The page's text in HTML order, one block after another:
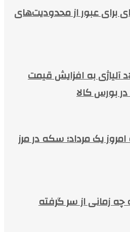
برای عبور از محدودیت‌های
آلیاژی به افزایش قیمت
بورس کالا
یک مرداد؛ سکه در مرز
چه زمانی از سر گرفته